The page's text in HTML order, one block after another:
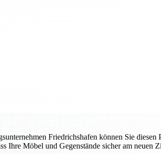
Friedrichshafen können Sie diesen
Ihre Möbel und Gegenstände sicher am neuen